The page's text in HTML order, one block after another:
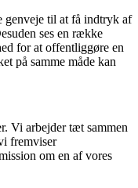
genveje til at få indtryk af
ses en række
for at offentliggøre en
på samme måde kan
Vi arbejder tæt sammen
fremviser
om en af vores